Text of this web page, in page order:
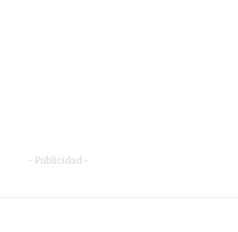
- Publicidad -